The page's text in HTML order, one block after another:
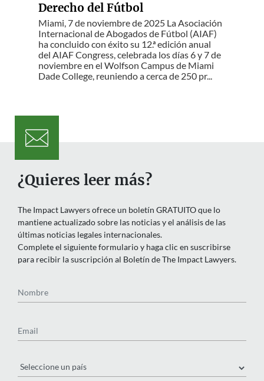
Derecho del Fútbol
Miami, 7 de noviembre de 2025 La Asociación
Internacional de Abogados de Fútbol (AIAF)
ha concluido con éxito su 12.ª edición anual
del AIAF Congress, celebrada los días 6 y 7 de
noviembre en el Wolfson Campus de Miami
Dade College, reuniendo a cerca de 250 pr...
¿Quieres leer más?
The Impact Lawyers ofrece un boletín GRATUITO que lo
mantiene actualizado sobre las noticias y el análisis de las
últimas noticias legales internacionales.
Complete el siguiente formulario y haga clic en suscribirse
para recibir la suscripción al Boletín de The Impact Lawyers.